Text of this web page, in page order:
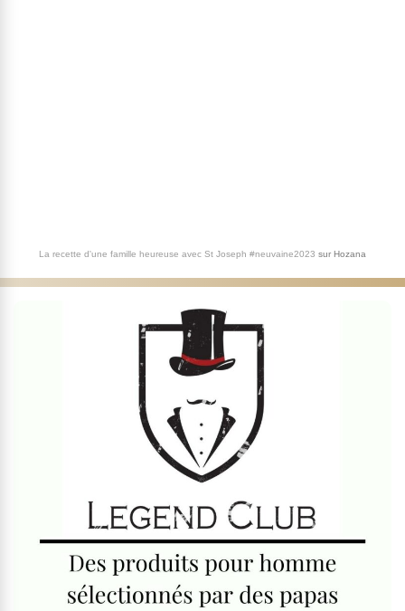
La recette d'une famille heureuse avec St Joseph #neuvaine2023 sur Hozana